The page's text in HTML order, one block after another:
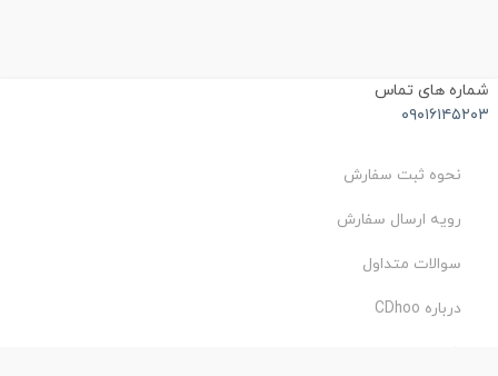
شماره های تماس
۰۹۰۱۶۱۴۵۲۰۳
نحوه ثبت سفارش
رویه ارسال سفارش
سوالات متداول
درباره CDhoo